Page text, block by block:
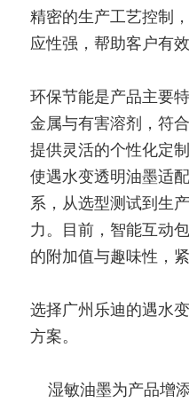
精密的生产工艺控制
应性强，帮助客户有
环保节能是产品主要
金属与有害溶剂，符
提供灵活的个性化定
使遇水变透明油墨适
系，从选型测试到生
力。目前，智能互动
的附加值与趣味性，
选择广州乐迪的遇水
方案。
湿敏油墨为产品增